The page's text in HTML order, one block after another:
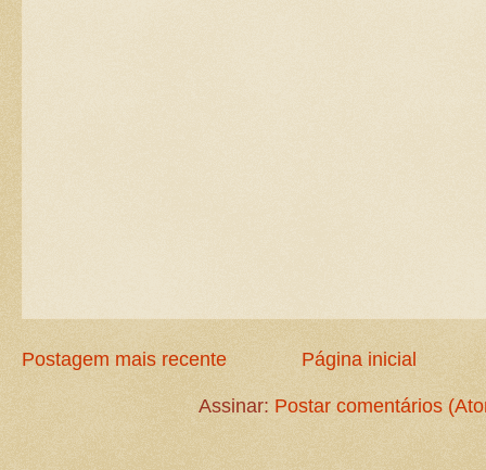
Postagem mais recente Página inicial
Assinar: Postar comentários